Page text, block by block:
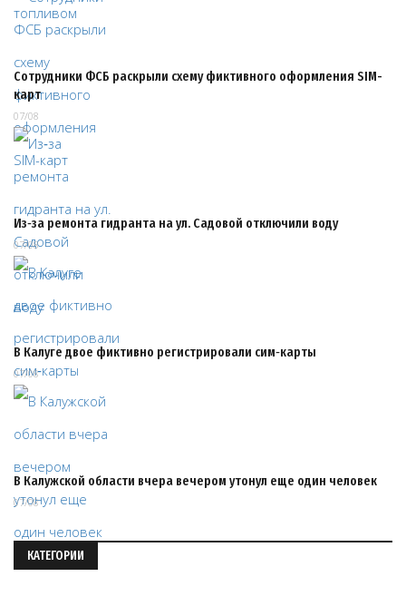
Сотрудники ФСБ раскрыли схему фиктивного оформления SIM-
карт
07/08
Из‑за ремонта гидранта на ул. Садовой отключили воду
07/08
В Калуге двое фиктивно регистрировали сим‑карты
07/08
В Калужской области вчера вечером утонул еще один человек
07/08
КАТЕГОРИИ